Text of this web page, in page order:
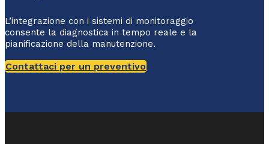
L’integrazione con i sistemi di monitoraggio
consente la diagnostica in tempo reale e la
pianificazione della manutenzione.
Contattaci per un preventivo